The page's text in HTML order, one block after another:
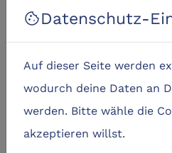
cookieDatenschutz-
Auf dieser Seite werden
wodurch deine Daten an
werden. Bitte wähle die
akzeptieren willst.
Zielgruppe(n)
Kinder von 8 bis 12 Jahren
Lernziele
Lernen als positives